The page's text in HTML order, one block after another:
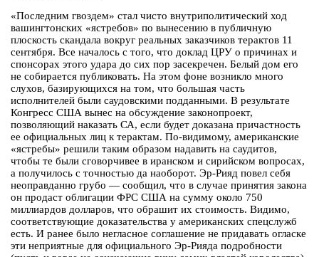
«Последним гвоздем» стал чисто внутриполитический ход
вашингтонских «ястребов» по вынесению в публичную
плоскость скандала вокруг реальных заказчиков терактов 11
сентября. Все началось с того, что доклад ЦРУ о причинах и
спонсорах этого удара до сих пор засекречен. Белый дом его
не собирается публиковать. На этом фоне возникло много
слухов, базирующихся на том, что большая часть
исполнителей были саудовскими подданными. В результате
Конгресс США вынес на обсуждение законопроект,
позволяющий наказать СА, если будет доказана причастность
ее официальных лиц к терактам. По-видимому, американские
«ястребы» решили таким образом надавить на саудитов,
чтобы те были сговорчивее в иранском и сирийском вопросах,
а получилось с точностью да наоборот. Эр-Рияд повел себя
неоправданно грубо — сообщил, что в случае принятия закона
он продаст облигации ФРС США на сумму около 750
миллиардов долларов, что обрашит их стоимость. Видимо,
соответствующие доказательства у американских спецслужб
есть. И ранее было негласное соглашение не придавать огласке
эти неприятные для официального Эр-Рияда подробности